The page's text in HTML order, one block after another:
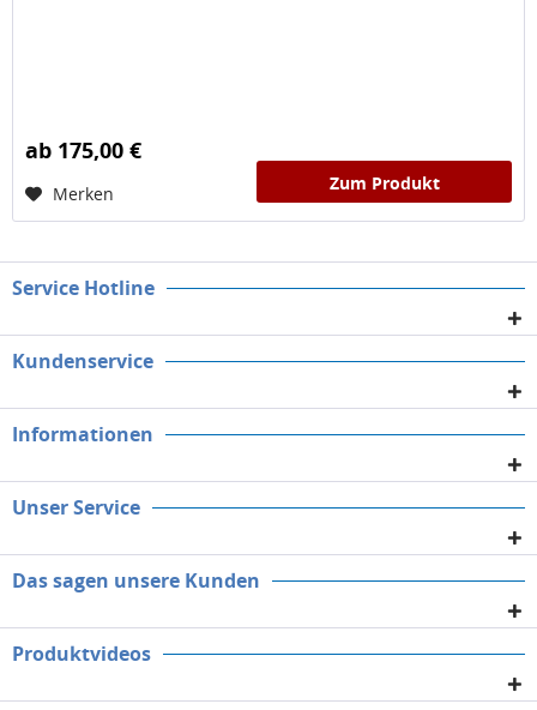
ab 175,00 €
Merken Zum Produkt
Service Hotline
Kundenservice
Informationen
Unser Service
Das sagen unsere Kunden
Produktvideos